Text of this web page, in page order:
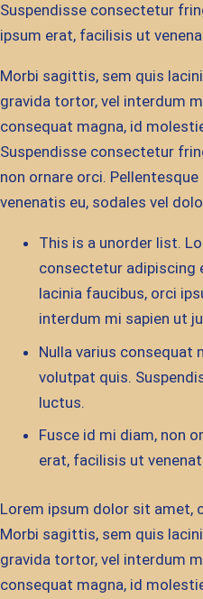
Suspendisse consectetur
ipsum erat, facilisis ut
Morbi sagittis, sem quis
gravida tortor, vel interdum
consequat magna, id
Suspendisse consectetur
non ornare orci.
venenatis eu, sodales vel
This is a unorder list.
consectetur adipiscing
lacinia faucibus, orci
interdum mi sapien ut
Nulla varius consequat
volutpat quis.
luctus.
Fusce id mi diam, non
erat, facilisis ut
Lorem ipsum dolor sit amet,
Morbi sagittis, sem quis
gravida tortor, vel interdum
consequat magna, id